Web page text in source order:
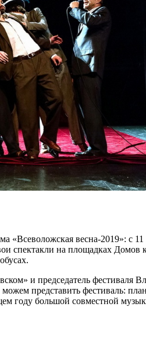
«Всеволожская весна-2019»: с
спектакли на площадках
и председатель
представить фестиваль:
году большой совместной